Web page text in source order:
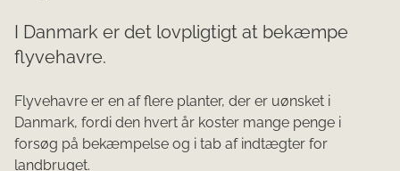
I Danmark er det lovpligtigt at bekæmpe
flyvehavre.
Flyvehavre er en af flere planter, der er uønsket i
Danmark, fordi den hvert år koster mange penge i
forsøg på bekæmpelse og i tab af indtægter for
landbruget.